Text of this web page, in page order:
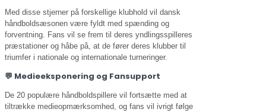
Med disse stjerner på forskellige klubhold vil dansk
håndboldsæsonen være fyldt med spænding og
forventning. Fans vil se frem til deres yndlingsspilleres
præstationer og håbe på, at de fører deres klubber til
triumfer i nationale og internationale turneringer.
💬 Medieeksponering og Fansupport
De 20 populære håndboldspillere vil fortsætte med at
tiltrække medieopmærksomhed, og fans vil ivrigt følge